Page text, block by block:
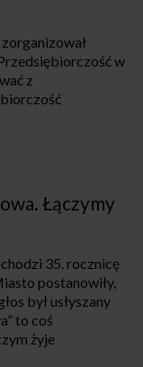
w
z
Łączymy
35. rocznicę
postanowiły,
był usłyszany
to coś
żyje